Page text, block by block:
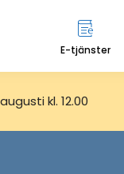
E-tjänster
kl. 12.00